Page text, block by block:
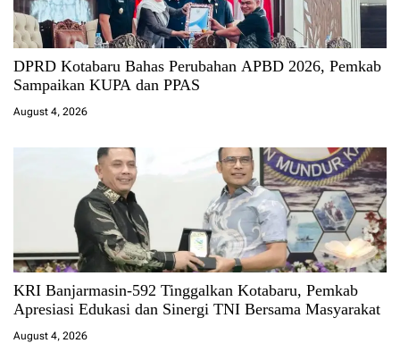
DPRD Kotabaru Bahas Perubahan APBD 2026, Pemkab
Sampaikan KUPA dan PPAS
August 4, 2026
KRI Banjarmasin-592 Tinggalkan Kotabaru, Pemkab
Apresiasi Edukasi dan Sinergi TNI Bersama Masyarakat
August 4, 2026